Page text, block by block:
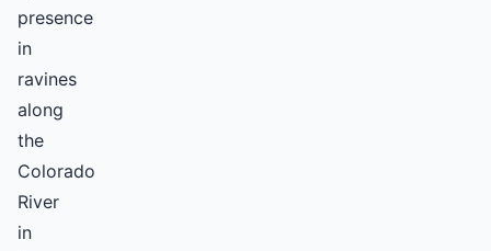
presence
in
ravines
along
the
Colorado
River
in